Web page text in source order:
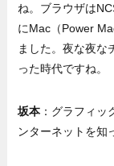
ね。ブラウザは
にMac（Power
ました。夜な夜な
った時代ですね。
坂本 ：グラフィ
ンターネットを知